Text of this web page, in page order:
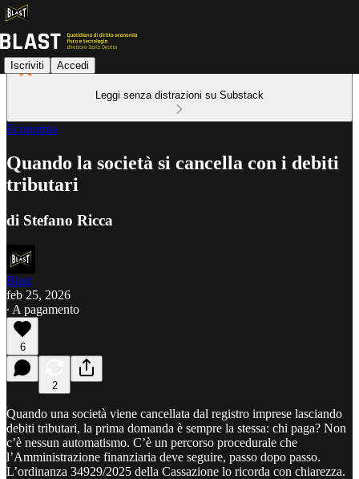
Iscriviti Accedi
Leggi senza distrazioni su Substack
Economia
Quando la società si cancella con i debiti
tributari
di Stefano Ricca
Blast
feb 25, 2026
∙ A pagamento
6
2
Quando una società viene cancellata dal registro imprese lasciando
debiti tributari, la prima domanda è sempre la stessa: chi paga? Non
c’è nessun automatismo. C’è un percorso procedurale che
l’Amministrazione finanziaria deve seguire, passo dopo passo.
L’ordinanza 34929/2025 della Cassazione lo ricorda con chiarezza.